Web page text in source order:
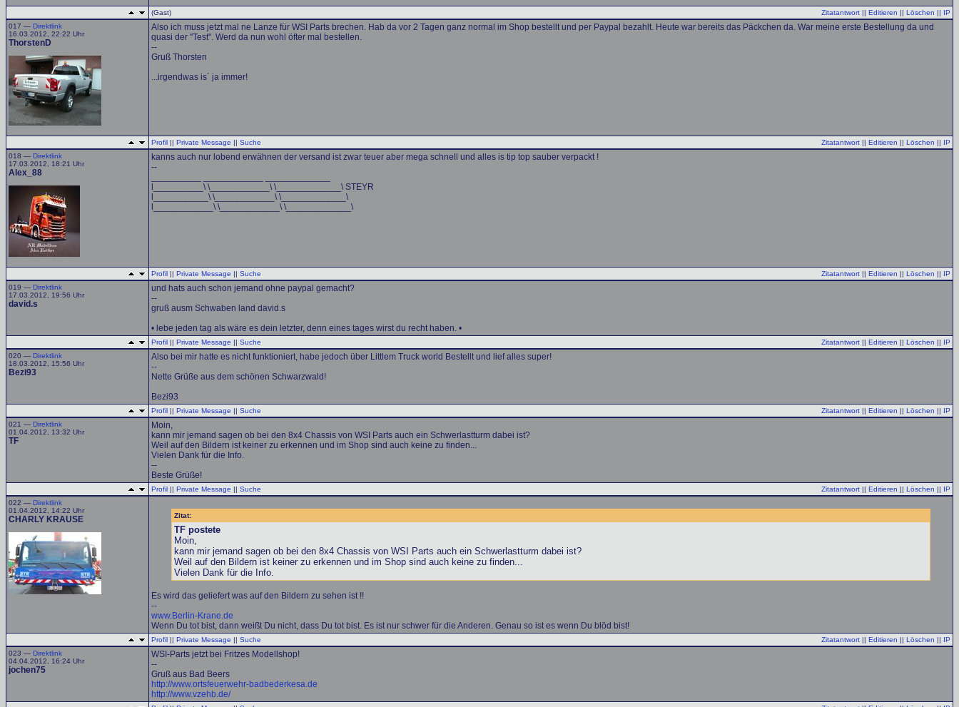
(Gast) Zitatantwort || Editieren || Löschen || IP
017 — Direktlink
16.03.2012, 22:22 Uhr
ThorstenD
Also ich muss jetzt mal ne Lanze für WSI Parts brechen. Hab da vor 2 Tagen ganz normal im Shop bestellt und per Paypal bezahlt. Heute war bereits das Päckchen da. War meine erste Bestellung da und
quasi der "Test". Werd da nun wohl öfter mal bestellen.
--
Gruß Thorsten
...irgendwas is´ ja immer!
Profil || Private Message || Suche Zitatantwort || Editieren || Löschen || IP
018 — Direktlink
17.03.2012, 18:21 Uhr
Alex_88
kanns auch nur lobend erwähnen der versand ist zwar teuer aber mega schnell und alles is tip top sauber verpackt !
--
l__________\ \____________\ \_____________\ STEYR
l___________\ \____________\ \_____________\
l____________\ \____________\ \_____________\
Profil || Private Message || Suche Zitatantwort || Editieren || Löschen || IP
019 — Direktlink
17.03.2012, 19:56 Uhr
david.s
und hats auch schon jemand ohne paypal gemacht?
--
gruß ausm Schwaben land david.s
• lebe jeden tag als wäre es dein letzter, denn eines tages wirst du recht haben. •
Profil || Private Message || Suche Zitatantwort || Editieren || Löschen || IP
020 — Direktlink
18.03.2012, 15:56 Uhr
Bezi93
Also bei mir hatte es nicht funktioniert, habe jedoch über Littlem Truck world Bestellt und lief alles super!
--
Nette Grüße aus dem schönen Schwarzwald!
Bezi93
Profil || Private Message || Suche Zitatantwort || Editieren || Löschen || IP
021 — Direktlink
01.04.2012, 13:32 Uhr
TF
Moin,
kann mir jemand sagen ob bei den 8x4 Chassis von WSI Parts auch ein Schwerlastturm dabei ist?
Weil auf den Bildern ist keiner zu erkennen und im Shop sind auch keine zu finden...
Vielen Dank für die Info.
--
Beste Grüße!
Profil || Private Message || Suche Zitatantwort || Editieren || Löschen || IP
022 — Direktlink
01.04.2012, 14:22 Uhr
CHARLY KRAUSE Zitat:
TF postete
Moin,
kann mir jemand sagen ob bei den 8x4 Chassis von WSI Parts auch ein Schwerlastturm dabei ist?
Weil auf den Bildern ist keiner zu erkennen und im Shop sind auch keine zu finden...
Vielen Dank für die Info.
Es wird das geliefert was auf den Bildern zu sehen ist !!
--
www.Berlin-Krane.de
Wenn Du tot bist, dann weißt Du nicht, dass Du tot bist. Es ist nur schwer für die Anderen. Genau so ist es wenn Du blöd bist!
Profil || Private Message || Suche Zitatantwort || Editieren || Löschen || IP
023 — Direktlink
04.04.2012, 16:24 Uhr
jochen75
WSI-Parts jetzt bei Fritzes Modellshop!
--
Gruß aus Bad Beers
http://www.ortsfeuerwehr-badbederkesa.de
http://www.vzehb.de/